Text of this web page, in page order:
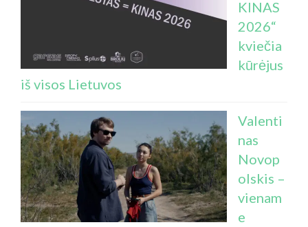
KINAS
2026“
kviečia
kūrėjus
iš visos Lietuvos
Valenti
nas
Novop
olskis –
vienam
e